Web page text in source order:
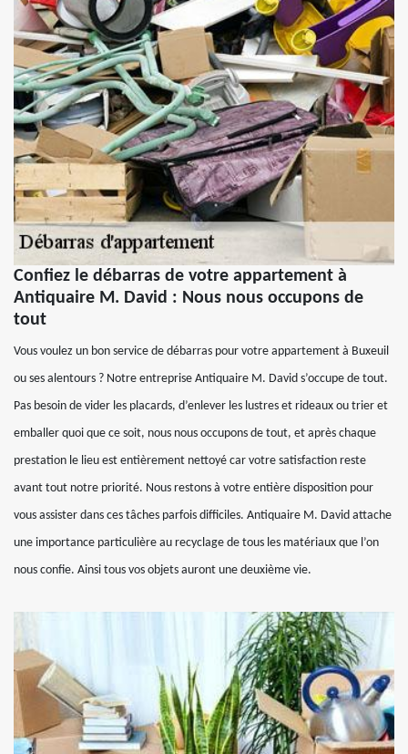
Confiez le débarras de votre appartement à
Antiquaire M. David : Nous nous occupons de
tout
Vous voulez un bon service de débarras pour votre appartement à Buxeuil
ou ses alentours ? Notre entreprise Antiquaire M. David s’occupe de tout.
Pas besoin de vider les placards, d’enlever les lustres et rideaux ou trier et
emballer quoi que ce soit, nous nous occupons de tout, et après chaque
prestation le lieu est entièrement nettoyé car votre satisfaction reste
avant tout notre priorité. Nous restons à votre entière disposition pour
vous assister dans ces tâches parfois difficiles. Antiquaire M. David attache
une importance particulière au recyclage de tous les matériaux que l’on
nous confie. Ainsi tous vos objets auront une deuxième vie.